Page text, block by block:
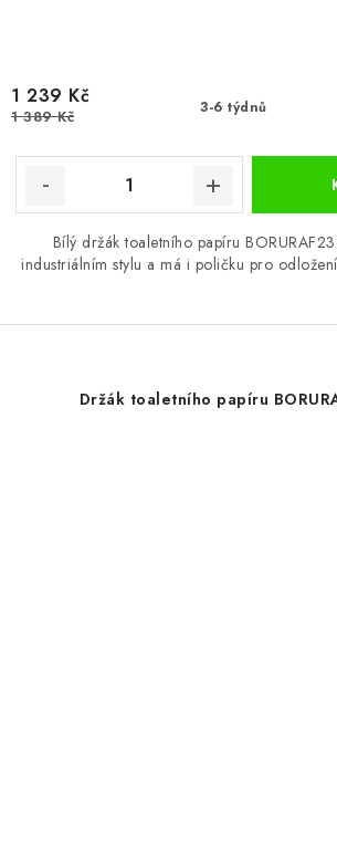
3-6 týdnů
1 239 Kč
1 389 Kč
Bílý držák toaletního papíru
industriálním stylu a má i poličku pro
Držák toaletního papíru